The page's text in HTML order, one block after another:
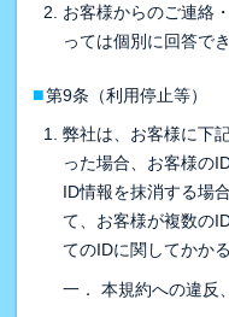
お客様からのご連絡
っては個別に回答で
■第9条（利用停止等）
弊社は、お客様に下
った場合、お客様の
ID情報を抹消する場
て、お客様が複数の
てのIDに関してかか
一． 本規約への違反